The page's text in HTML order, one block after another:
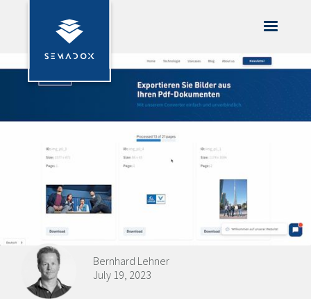
Bernhard Lehner
July 19, 2023